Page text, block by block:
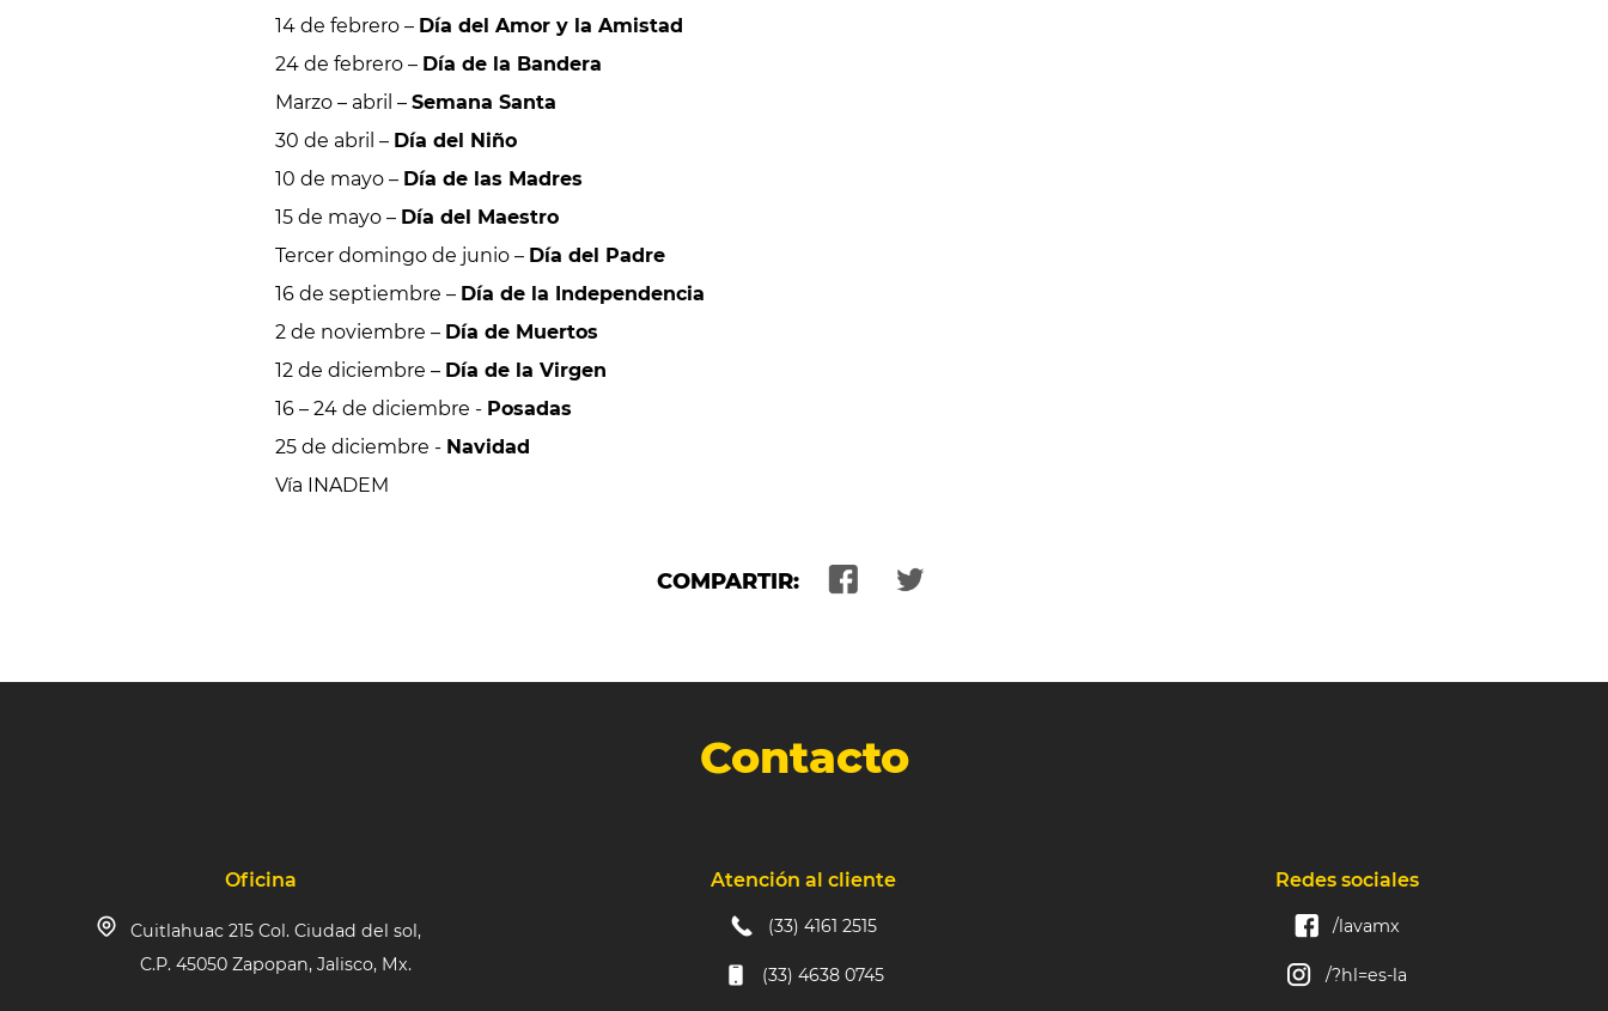
14 de febrero – Día del Amor y la Amistad
24 de febrero – Día de la Bandera
Marzo – abril –Semana Santa
30 de abril – Día del Niño
10 de mayo – Día de las Madres
15 de mayo – Día del Maestro
Tercer domingo de junio – Día del Padre
16 de septiembre – Día de la Independencia
2 de noviembre – Día de Muertos
12 de diciembre – Día de la Virgen
16 – 24 de diciembre - Posadas
25 de diciembre - Navidad
Vía INADEM
COMPARTIR:
Contacto
Oficina
Cuitlahuac 215 Col. Ciudad del sol,
C.P. 45050 Zapopan, Jalisco, Mx.
Atención al cliente
(33) 4161 2515
(33) 4638 0745
Redes sociales
/lavamx
/?hl=es-la